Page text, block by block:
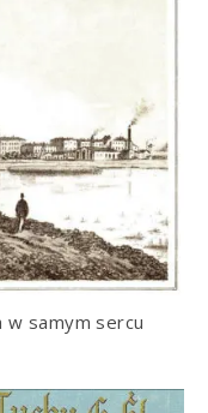
w samym sercu